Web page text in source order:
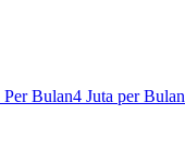
Per Bulan4 Juta per Bulan